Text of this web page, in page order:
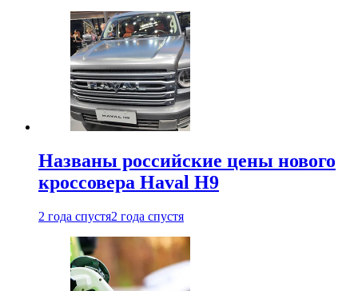
Названы российские цены нового
кроссовера Haval H9
2 года спустя2 года спустя